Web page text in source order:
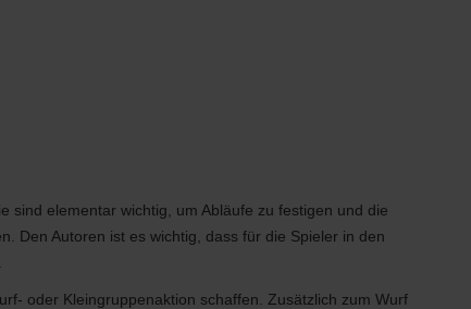
sind elementar wichtig, um Abläufe zu festigen und die
Den Autoren ist es wichtig, dass für die Spieler in den
oder Kleingruppenaktion schaffen. Zusätzlich zum Wurf